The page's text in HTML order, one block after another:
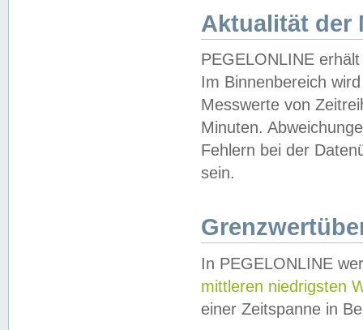
Aktualität der
PEGELONLINE
Im Binnenbereich
Messwerte von
Minuten.
Fehlern bei der
sein.
In PEGELONLINE
mittleren niedrigsten
einer Zeitspanne in